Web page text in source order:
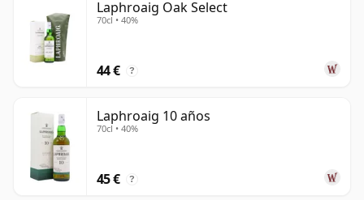
Laphroaig Oak Select
70cl • 40%
44 € ?
Laphroaig 10 años
70cl • 40%
45 € ?